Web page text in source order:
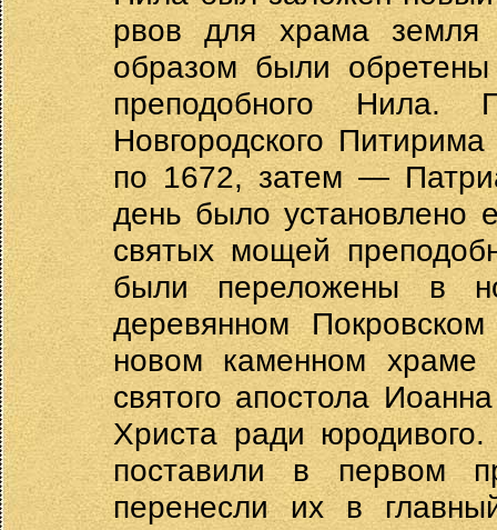
рвов для храма земля
образом были
преподобного Нила.
Новгородского
по 1672, затем —
день было установлено
святых мощей
были переложены в
деревянном
новом каменном
святого апостола
Христа ради
поставили в первом
перенесли их в